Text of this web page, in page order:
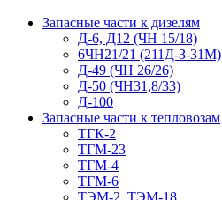
Запасные части к дизелям
Д-6, Д12 (ЧН 15/18)
6ЧН21/21 (211Д-З-31М)
Д-49 (ЧН 26/26)
Д-50 (ЧН31,8/33)
Д-100
Запасные части к тепловозам
ТГК-2
ТГМ-23
ТГМ-4
ТГМ-6
ТЭМ-2, ТЭМ-18